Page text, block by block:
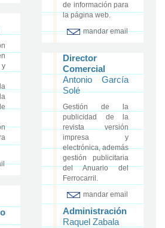
de información para
la página web.
mandar email
Director
Comercial
Antonio García
Solé
Gestión de la
publicidad de la
revista versión
impresa y
electrónica, además
gestión publicitaria
del Anuario del
Ferrocarril.
mandar email
Administración
Raquel Zabala